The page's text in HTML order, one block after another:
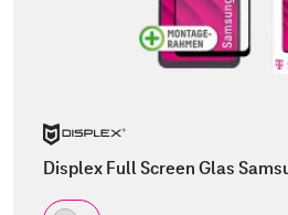
Displex Full Screen Glas